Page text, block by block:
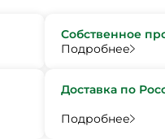
Собственное
Подробнее
Доставка по
Подробнее